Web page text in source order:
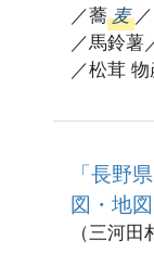
／蕎 麦
／馬鈴薯
／松茸
「長野
図・地図
（三河田